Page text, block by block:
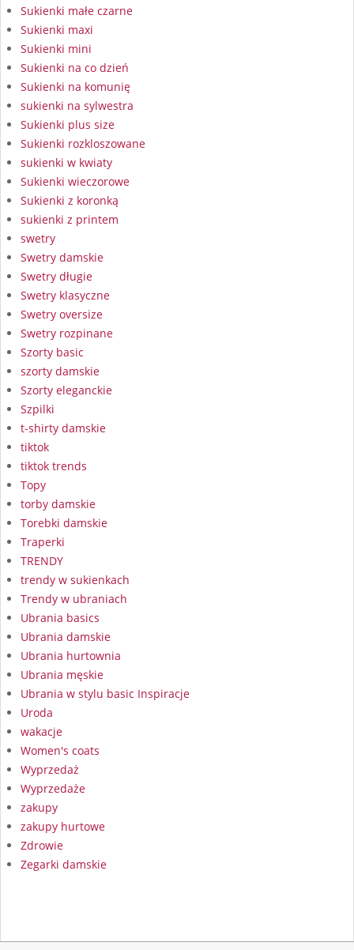
Sukienki małe czarne
Sukienki maxi
Sukienki mini
Sukienki na co dzień
Sukienki na komunię
sukienki na sylwestra
Sukienki plus size
Sukienki rozkloszowane
sukienki w kwiaty
Sukienki wieczorowe
Sukienki z koronką
sukienki z printem
swetry
Swetry damskie
Swetry długie
Swetry klasyczne
Swetry oversize
Swetry rozpinane
Szorty basic
szorty damskie
Szorty eleganckie
Szpilki
t-shirty damskie
tiktok
tiktok trends
Topy
torby damskie
Torebki damskie
Traperki
TRENDY
trendy w sukienkach
Trendy w ubraniach
Ubrania basics
Ubrania damskie
Ubrania hurtownia
Ubrania męskie
Ubrania w stylu basic Inspiracje
Uroda
wakacje
Women's coats
Wyprzedaż
Wyprzedaże
zakupy
zakupy hurtowe
Zdrowie
Zegarki damskie